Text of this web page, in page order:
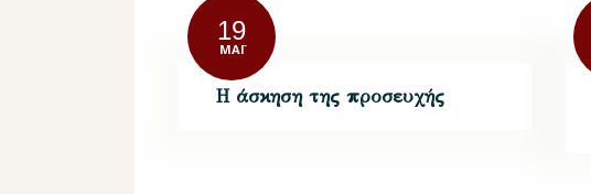
19
ΜΆΙ
Η άσκηση της προσευχής